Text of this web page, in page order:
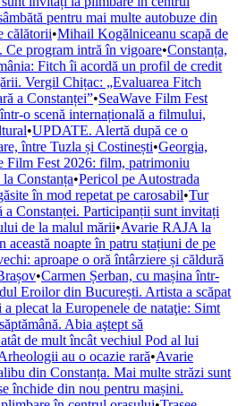
pentru mai multe autobuze din
călătorii•Mihail Kogălniceanu scapă de
Ce program intră în vigoare•Constanța,
Fitch îi acordă un profil de credit
Vergil Chițac: „Evaluarea Fitch
a Constanței”•SeaWave Film Fest
o scenă internațională a filmului,
•UPDATE. Alertă după ce o
între Tuzla și Costinești•Georgia,
Film Fest 2026: film, patrimoniu
Constanța•Pericol pe Autostrada
în mod repetat pe carosabil•Tur
Constanței. Participanții sunt invitați
de la malul mării•Avarie RAJA la
noapte în patru stațiuni de pe
aproape o oră întârziere și căldură
•Carmen Șerban, cu mașina într-
Eroilor din București. Artista a scăpat
plecat la Europenele de nataţie: Simt
Abia aştept să
de mult încât vechiul Pod al lui
au o ocazie rară•Avarie
din Constanța. Mai multe străzi sunt
închide din nou pentru mașini.